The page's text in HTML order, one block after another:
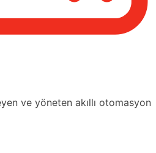
ve yöneten akıllı otomasyon